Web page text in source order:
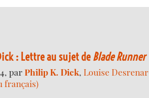
: Lettre au sujet deBlade Runner
parPhilip K. Dick,Louise
français)